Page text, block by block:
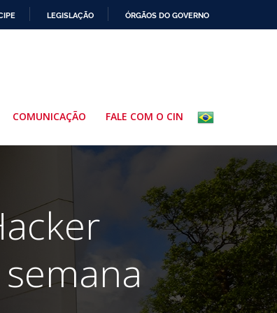
LEGISLAÇÃO ÓRGÃOS DO GOVERNO
COMUNICAÇÃO FALE COM O CIN